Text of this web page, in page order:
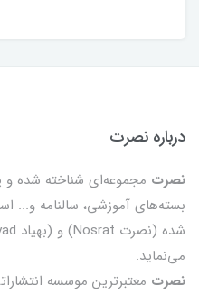
درباره نصرت
نصرت مجموعه‌ای شناخته شده و
بسته‌های آموزشی، سالنامه
می‌نماید.
نصرت معتبرترین موسسه